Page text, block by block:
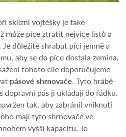
sklizni vojtěšky je také
může píce ztratit nejvíce listů a
důležité shrabat píci jemně a
aby se do píce dostala zemina,
tohoto cíle doporučujeme
pásové shrnovače. Tyto hrábě
dopravní pás ji ukládají do řádku.
tak, aby zabránil vniknutí
mají tyto shrnovače ve
vyšší kapacitu. To